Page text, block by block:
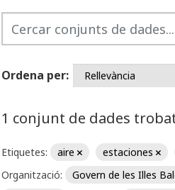
Ordena per
1 conjunt de dades
Etiquetes: aire estaciones
Organització:
Govern de les Illes